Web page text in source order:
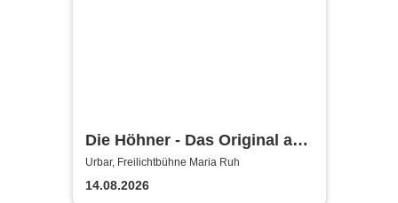
Die Höhner - Das Original aus
Kölle!
Urbar, Freilichtbühne Maria Ruh
14.08.2026